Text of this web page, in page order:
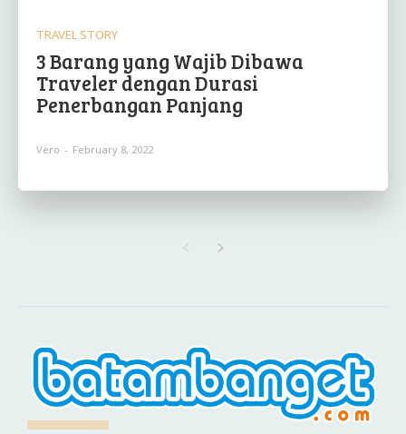
TRAVEL STORY
3 Barang yang Wajib Dibawa
Traveler dengan Durasi
Penerbangan Panjang
Vero - February 8, 2022